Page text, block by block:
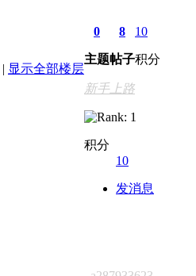
| 显示全部楼层
0
主题
8
帖子
10
积分
新手上路
积分
10
发消息